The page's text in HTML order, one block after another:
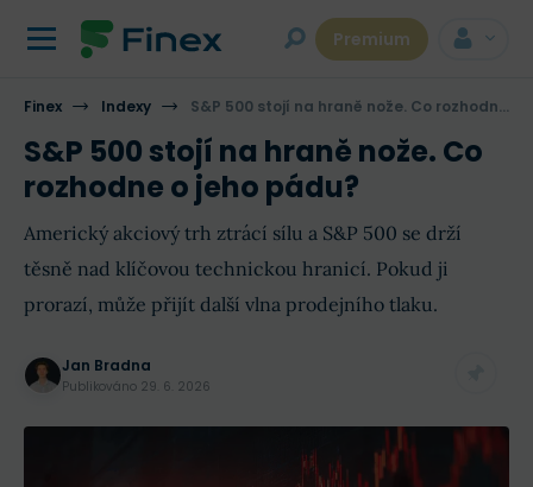
Premium
Finex Indexy S&P 500 stojí na hraně nože. Co rozhodne o jeho pádu?
S&P 500 stojí na hraně nože. Co
rozhodne o jeho pádu?
Americký akciový trh ztrácí sílu a S&P 500 se drží
těsně nad klíčovou technickou hranicí. Pokud ji
prorazí, může přijít další vlna prodejního tlaku.
Jan Bradna
Publikováno 29. 6. 2026